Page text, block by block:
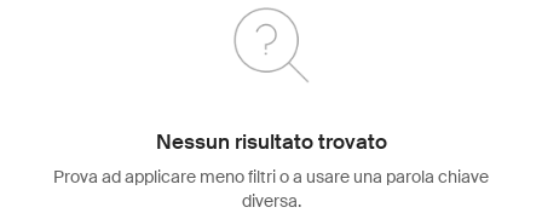
Nessun risultato trovato
Prova ad applicare meno filtri o a usare una parola chiave
diversa.